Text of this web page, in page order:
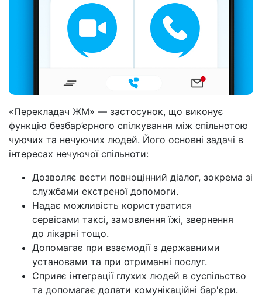
«Перекладач ЖМ» — застосунок, що виконує
функцію безбар’єрного спілкування між спільнотою
чуючих та нечуючих людей. Його основні задачі в
інтересах нечуючої спільноти:
Дозволяє вести повноцінний діалог, зокрема зі
службами екстреної допомоги.
Надає можливість користуватися
сервісами таксі, замовлення їжі, звернення
до лікарні тощо.
Допомагає при взаємодії з державними
установами та при отриманні послуг.
Сприяє інтеграції глухих людей в суспільство
та допомагає долати комунікаційні бар'єри.